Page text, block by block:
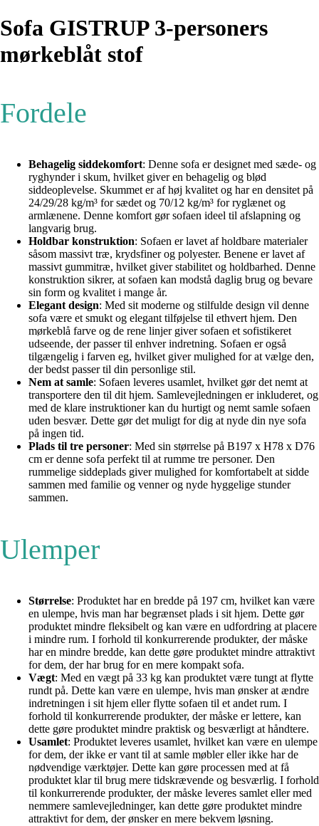
Sofa GISTRUP 3-personers
mørkeblåt stof
Fordele
Behagelig siddekomfort: Denne sofa er designet med sæde- og
ryghynder i skum, hvilket giver en behagelig og blød
siddeoplevelse. Skummet er af høj kvalitet og har en densitet på
24/29/28 kg/m³ for sædet og 70/12 kg/m³ for ryglænet og
armlænene. Denne komfort gør sofaen ideel til afslapning og
langvarig brug.
Holdbar konstruktion: Sofaen er lavet af holdbare materialer
såsom massivt træ, krydsfiner og polyester. Benene er lavet af
massivt gummitræ, hvilket giver stabilitet og holdbarhed. Denne
konstruktion sikrer, at sofaen kan modstå daglig brug og bevare
sin form og kvalitet i mange år.
Elegant design: Med sit moderne og stilfulde design vil denne
sofa være et smukt og elegant tilføjelse til ethvert hjem. Den
mørkeblå farve og de rene linjer giver sofaen et sofistikeret
udseende, der passer til enhver indretning. Sofaen er også
tilgængelig i farven eg, hvilket giver mulighed for at vælge den,
der bedst passer til din personlige stil.
Nem at samle: Sofaen leveres usamlet, hvilket gør det nemt at
transportere den til dit hjem. Samlevejledningen er inkluderet, og
med de klare instruktioner kan du hurtigt og nemt samle sofaen
uden besvær. Dette gør det muligt for dig at nyde din nye sofa
på ingen tid.
Plads til tre personer: Med sin størrelse på B197 x H78 x D76
cm er denne sofa perfekt til at rumme tre personer. Den
rummelige siddeplads giver mulighed for komfortabelt at sidde
sammen med familie og venner og nyde hyggelige stunder
sammen.
Ulemper
Størrelse: Produktet har en bredde på 197 cm, hvilket kan være
en ulempe, hvis man har begrænset plads i sit hjem. Dette gør
produktet mindre fleksibelt og kan være en udfordring at placere
i mindre rum. I forhold til konkurrerende produkter, der måske
har en mindre bredde, kan dette gøre produktet mindre attraktivt
for dem, der har brug for en mere kompakt sofa.
Vægt: Med en vægt på 33 kg kan produktet være tungt at flytte
rundt på. Dette kan være en ulempe, hvis man ønsker at ændre
indretningen i sit hjem eller flytte sofaen til et andet rum. I
forhold til konkurrerende produkter, der måske er lettere, kan
dette gøre produktet mindre praktisk og besværligt at håndtere.
Usamlet: Produktet leveres usamlet, hvilket kan være en ulempe
for dem, der ikke er vant til at samle møbler eller ikke har de
nødvendige værktøjer. Dette kan gøre processen med at få
produktet klar til brug mere tidskrævende og besværlig. I forhold
til konkurrerende produkter, der måske leveres samlet eller med
nemmere samlevejledninger, kan dette gøre produktet mindre
attraktivt for dem, der ønsker en mere bekvem løsning.